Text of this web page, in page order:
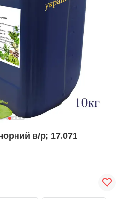
в/р; 17.071